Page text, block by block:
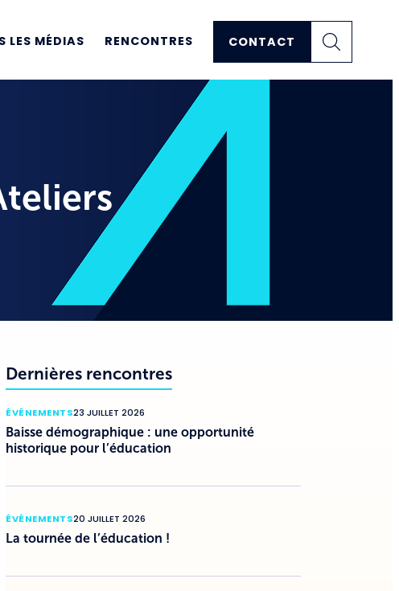
LES MÉDIAS RENCONTRES CONTACT
Dernières rencontres
ÉVÉNEMENTS23 JUILLET 2026
Baisse démographique : une opportunité
historique pour l’éducation
ÉVÉNEMENTS20 JUILLET 2026
La tournée de l’éducation !